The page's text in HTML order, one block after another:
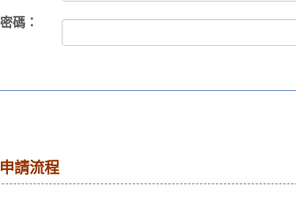
密碼：
請流程